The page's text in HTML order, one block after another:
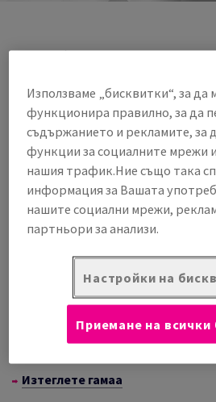
Рентабилен, надежден и
Картоните на Upside дават
стабилност на размерите и
модерна свежа белота. Те
печат и производителност с
сух тонер и HP indigo
добре и при обичайните
ламиниране, щамповане и
Premium Upside за вашия
поздравителни картички,
картички, етикети и папки. Или
фармацевтични продукти,
Изтеглете гамаа
Използваме „бисквитки“, за
функционира правилно, за да
съдържанието и рекламите, за
функции за социалните мрежи
нашия трафик.Ние също така
информация за Вашата
нашите социални мрежи,
партньори за анализи.
Настройки на
Приемане на всички